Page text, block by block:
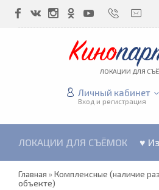
Кино
ЛОКАЦИИ ДЛЯ
Личный кабинет
Вход и регистрация
ЛОКАЦИИ ДЛЯ СЪЁМОК ♥
Главная »Комплексные (наличие
объекте)